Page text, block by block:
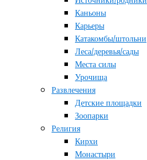
Каньоны
Карьеры
Катакомбы/штольни
Леса/деревья/сады
Места силы
Урочища
Развлечения
Детские площадки
Зоопарки
Религия
Кирхи
Монастыри